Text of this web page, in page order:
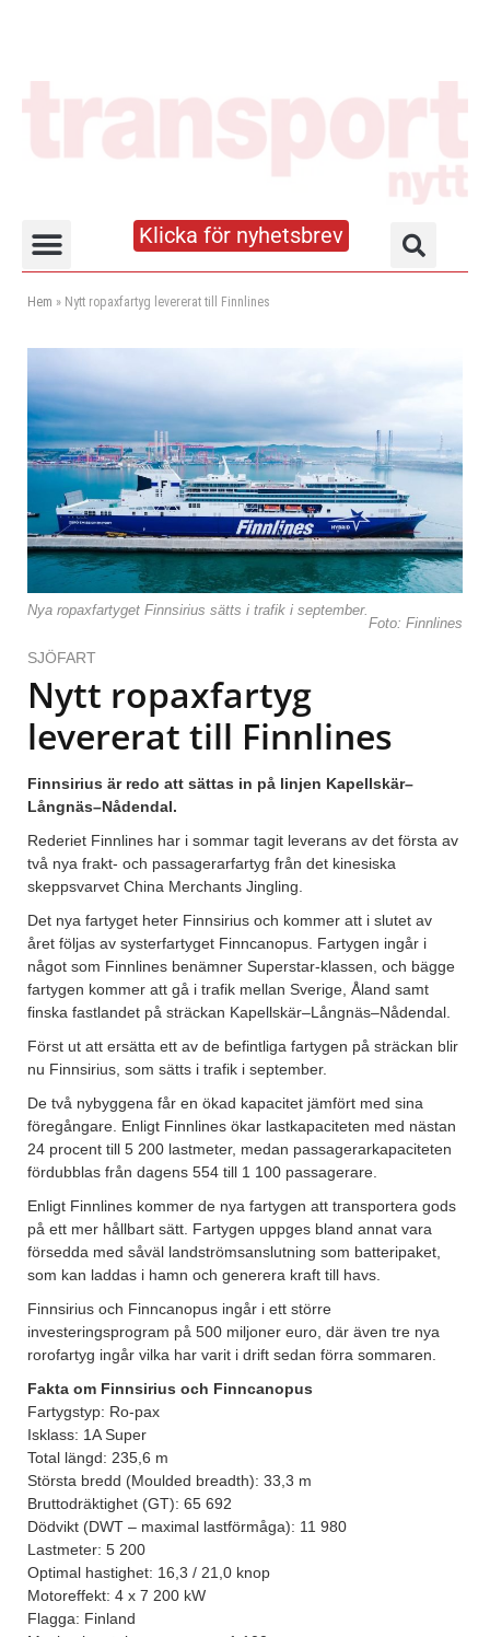
Klicka för nyhetsbrev
Hem » Nytt ropaxfartyg levererat till Finnlines
Nya ropaxfartyget Finnsirius sätts i trafik i september.
Foto: Finnlines
SJÖFART
Nytt ropaxfartyg
levererat till Finnlines
Finnsirius är redo att sättas in på linjen Kapellskär–
Långnäs–Nådendal.
Rederiet Finnlines har i sommar tagit leverans av det första av
två nya frakt- och passagerarfartyg från det kinesiska
skeppsvarvet China Merchants Jingling.
Det nya fartyget heter Finnsirius och kommer att i slutet av
året följas av systerfartyget Finncanopus. Fartygen ingår i
något som Finnlines benämner Superstar-klassen, och bägge
fartygen kommer att gå i trafik mellan Sverige, Åland samt
finska fastlandet på sträckan Kapellskär–Långnäs–Nådendal.
Först ut att ersätta ett av de befintliga fartygen på sträckan blir
nu Finnsirius, som sätts i trafik i september.
De två nybyggena får en ökad kapacitet jämfört med sina
föregångare. Enligt Finnlines ökar lastkapaciteten med nästan
24 procent till 5 200 lastmeter, medan passagerarkapaciteten
fördubblas från dagens 554 till 1 100 passagerare.
Enligt Finnlines kommer de nya fartygen att transportera gods
på ett mer hållbart sätt. Fartygen uppges bland annat vara
försedda med såväl landströmsanslutning som batteripaket,
som kan laddas i hamn och generera kraft till havs.
Finnsirius och Finncanopus ingår i ett större
investeringsprogram på 500 miljoner euro, där även tre nya
rorofartyg ingår vilka har varit i drift sedan förra sommaren.
Fakta om Finnsirius och Finncanopus
Fartygstyp: Ro-pax
Isklass: 1A Super
Total längd: 235,6 m
Största bredd (Moulded breadth): 33,3 m
Bruttodräktighet (GT): 65 692
Dödvikt (DWT – maximal lastförmåga): 11 980
Lastmeter: 5 200
Optimal hastighet: 16,3 / 21,0 knop
Motoreffekt: 4 x 7 200 kW
Flagga: Finland